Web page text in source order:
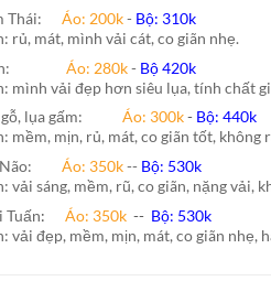
Thái: Áo: 200k- Bộ: 310k
rủ, mát, mình vải cát, co giãn nhẹ.
Áo: 280k- Bộ 420k
mình vải đẹp hơn siêu lụa, tính chất
lụa gấm: Áo: 300k- Bộ: 440k
mềm, mịn, rủ, mát, co giãn tốt, không
Não: Áo: 350k-- Bộ: 530k
vải sáng, mềm, rũ, co giãn, nặng vải,
Tuấn: Áo: 350k-- Bộ: 530k
vải đẹp, mềm, mịn, mát, co giãn nhẹ,